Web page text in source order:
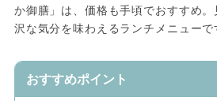
か御膳」は、価格も手頃でおすすめ
沢な気分を味わえるランチメニューで
おすすめポイント